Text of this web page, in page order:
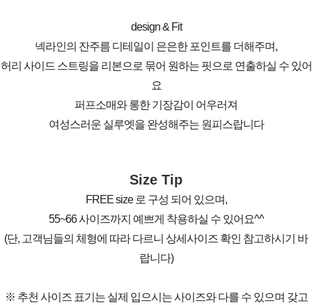
design & Fit
넥라인의 잔주름 디테일이 은은한 포인트를 더해주며,
허리 사이드 스트링을 리본으로 묶어 원하는 핏으로 연출하실 수 있어
요
퍼프소매와 롱한 기장감이 어우러져
여성스러운 실루엣을 완성해주는 원피스랍니다
Size Tip
FREE size 로 구성 되어 있으며,
55~66 사이즈까지 예쁘게 착용하실 수 있어요^^
(단, 고객님들의 체형에 따라 다르니 상세사이즈 확인 참고하시기 바
랍니다)
※ 추천 사이즈 표기는 실제 입으시는 사이즈와 다를 수 있으며 갖고